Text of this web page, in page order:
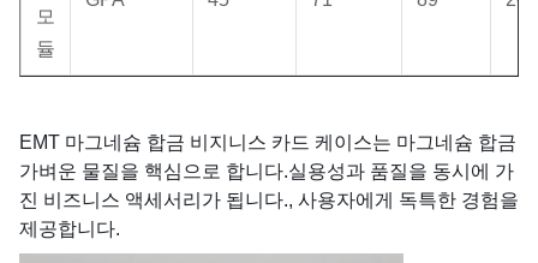
모
듈
EMT 마그네슘 합금 비지니스 카드 케이스는 마그네슘 합금
가벼운 물질을 핵심으로 합니다.실용성과 품질을 동시에 가
진 비즈니스 액세서리가 됩니다., 사용자에게 독특한 경험을
제공합니다.